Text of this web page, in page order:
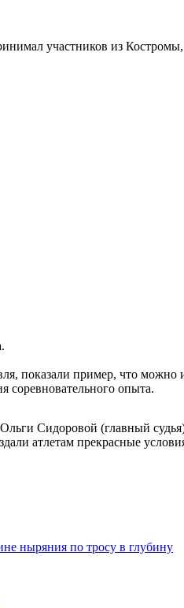
участников из
показали пример, что
соревновательного опыта.
Ольги Сидоровой (главный
атлетам прекрасные
ныряния по тросу в глубину